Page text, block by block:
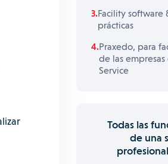
Facility software
prácticas
Praxedo, para
de las
Service
Todas las
de una